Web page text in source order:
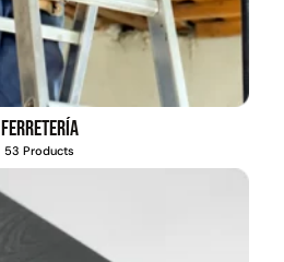
Ferretería
53 Products